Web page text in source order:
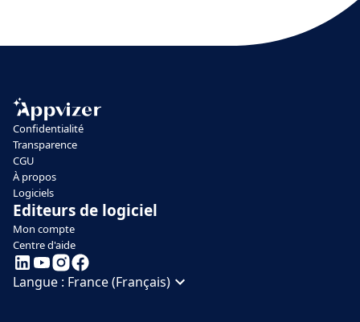
Confidentialité
Transparence
CGU
À propos
Logiciels
Editeurs de logiciel
Mon compte
Centre d'aide
Langue : France (Français)